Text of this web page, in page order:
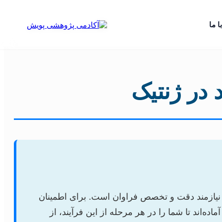
ما
ژنتیک
نیازمند دقت و تخصص فراوان است. برای اطمینان
تا شما را در هر مرحله از این فرآیند، از